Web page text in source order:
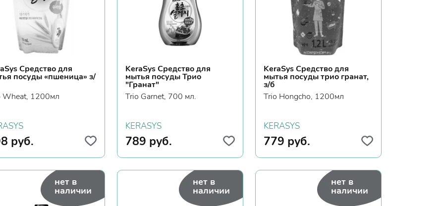
Средство для
посуды «пшеница» з/
Wheat, 1200мл
руб.
KeraSys Средство для
мытья посуды Трио
"Гранат"
Trio Garnet, 700 мл.
KERASYS
789 руб.
KeraSys Средство для
мытья посуды трио гранат,
з/б
Trio Hongcho, 1200мл
KERASYS
779 руб.
нет в
наличии
нет в
наличии
нет в
наличии